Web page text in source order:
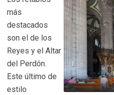
más
destacados
son el de los
Reyes y el Altar
del Perdón.
Este último de
estilo